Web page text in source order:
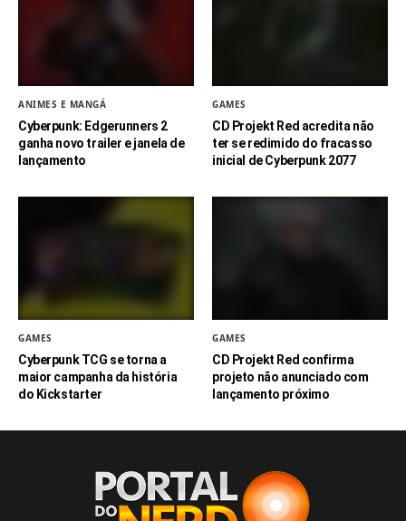
ANIMES E MANGÁ
Cyberpunk: Edgerunners 2
ganha novo trailer e janela de
lançamento
GAMES
CD Projekt Red acredita não
ter se redimido do fracasso
inicial de Cyberpunk 2077
GAMES
Cyberpunk TCG se torna a
maior campanha da história
do Kickstarter
GAMES
CD Projekt Red confirma
projeto não anunciado com
lançamento próximo